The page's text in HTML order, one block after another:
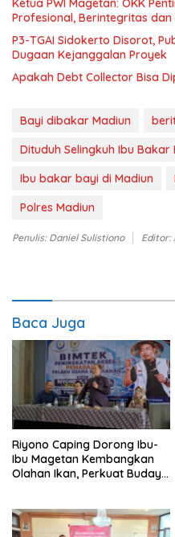
Ketua PWI Magetan: OKK
Profesional, Berintegritas dan
P3-TGAI Sidokerto Disorot,
Dugaan Kejanggalan Proyek
Apakah Debt Collector Bisa
Bayi dibakar Madiun
Dituduh Selingkuh Ibu Bakar
Ibu bakar bayi di Madiun
Polres Madiun
Penulis: Daniel Sulistiono Editor:
Baca Juga
Riyono Caping Dorong Ibu-
Ibu Magetan Kembangkan
Olahan Ikan, Perkuat Budaya